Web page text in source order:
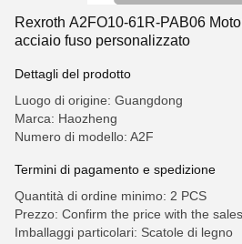
Rexroth A2FO10-61R-PAB06
acciaio fuso personalizzato
Dettagli del prodotto
Luogo di origine: Guangdong
Marca: Haozheng
Numero di modello: A2F
Termini di pagamento e spedizione
Quantità di ordine minimo: 2 PCS
Prezzo: Confirm the price with the
Imballaggi particolari: Scatole di legno